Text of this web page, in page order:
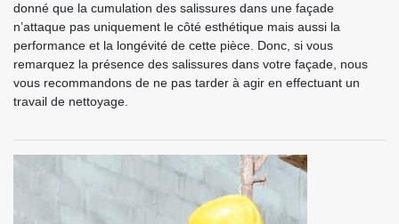
donné que la cumulation des salissures dans une façade
n’attaque pas uniquement le côté esthétique mais aussi la
performance et la longévité de cette pièce. Donc, si vous
remarquez la présence des salissures dans votre façade, nous
vous recommandons de ne pas tarder à agir en effectuant un
travail de nettoyage.